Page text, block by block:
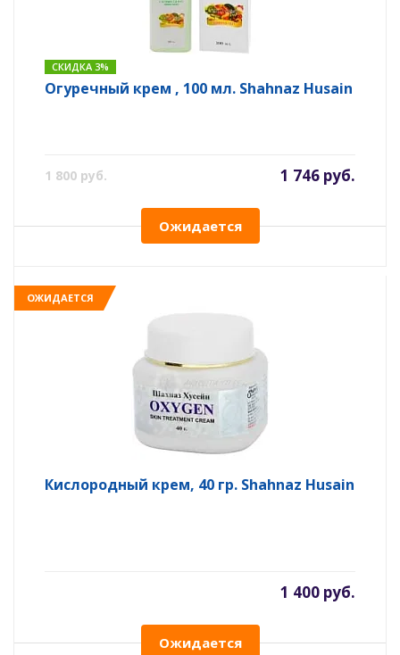
СКИДКА 3%
Огуречный крем , 100 мл. Shahnaz Husain
1 800 руб. 1 746 руб.
Ожидается
ОЖИДАЕТСЯ
Кислородный крем, 40 гр. Shahnaz Husain
1 400 руб.
Ожидается